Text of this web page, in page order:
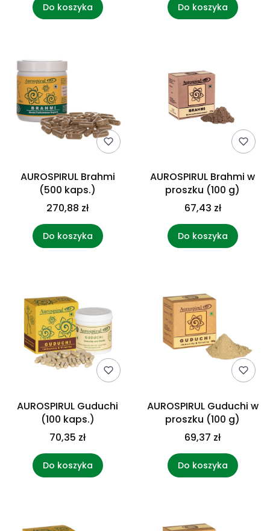
Do koszyka Do koszyka
AUROSPIRUL Brahmi
(500 kaps.)
270,88 zł
Do koszyka
AUROSPIRUL Brahmi w
proszku (100 g)
67,43 zł
Do koszyka
AUROSPIRUL Guduchi
(100 kaps.)
70,35 zł
Do koszyka
AUROSPIRUL Guduchi w
proszku (100 g)
69,37 zł
Do koszyka